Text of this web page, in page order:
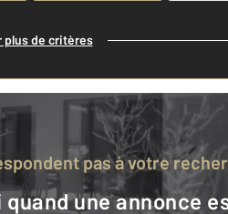
plus de critères
pas à votre